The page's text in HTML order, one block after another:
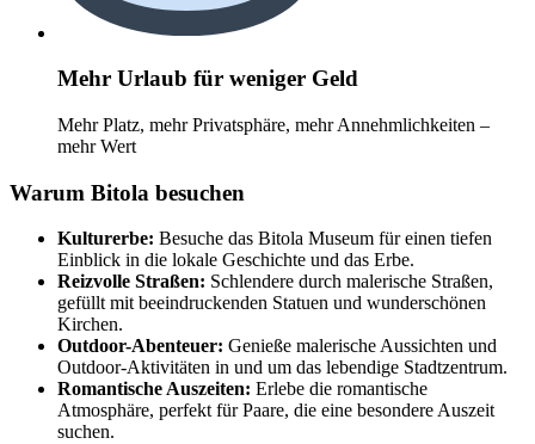
Mehr Urlaub für weniger Geld
Mehr Platz, mehr Privatsphäre, mehr Annehmlichkeiten –
mehr Wert
Warum Bitola besuchen
Kulturerbe: Besuche das Bitola Museum für einen tiefen
Einblick in die lokale Geschichte und das Erbe.
Reizvolle Straßen: Schlendere durch malerische Straßen,
gefüllt mit beeindruckenden Statuen und wunderschönen
Kirchen.
Outdoor-Abenteuer: Genieße malerische Aussichten und
Outdoor-Aktivitäten in und um das lebendige Stadtzentrum.
Romantische Auszeiten: Erlebe die romantische
Atmosphäre, perfekt für Paare, die eine besondere Auszeit
suchen.